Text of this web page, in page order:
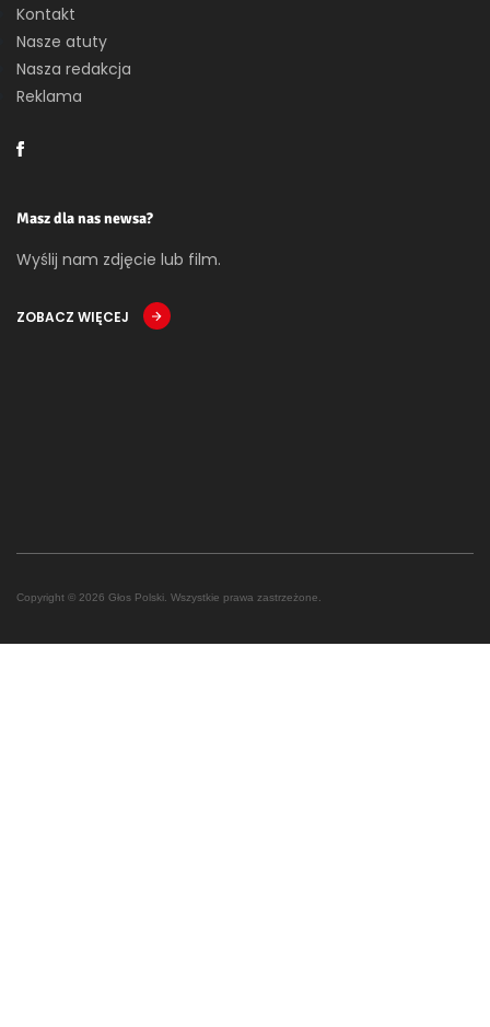
Kontakt
Nasze atuty
Nasza redakcja
Reklama
Masz dla nas newsa?
Wyślij nam zdjęcie lub film.
ZOBACZ WIĘCEJ
Copyright © 2026 Głos Polski. Wszystkie prawa zastrzeżone.